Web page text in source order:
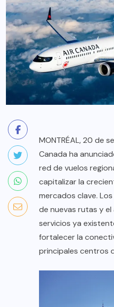
MONTRÉAL, 20 de
Canada ha
red de vuelos
capitalizar la
mercados clave.
de nuevas rutas y
servicios ya
fortalecer la
principales centros